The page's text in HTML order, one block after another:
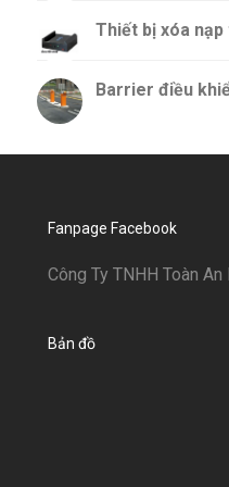
Thiết bị xóa nạp
Barrier điều
Fanpage Facebook
Công Ty TNHH Toàn An
Bản đồ